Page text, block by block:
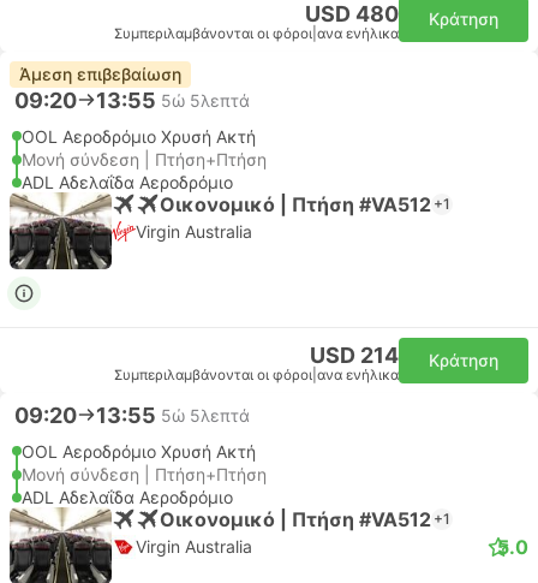
USD 480
Συμπεριλαμβάνονται οι φόροι ανα ενήλικα
Κράτηση
Άμεση επιβεβαίωση
09:20 13:55 5ώ 5λεπτά
OOL Αεροδρόμιο Χρυσή Ακτή
Μονή σύνδεση | Πτήση+Πτήση
ADL Αδελαΐδα Αεροδρόμιο
Οικονομικό | Πτήση #VA512 +1
Virgin Australia
USD 214
Συμπεριλαμβάνονται οι φόροι ανα ενήλικα
Κράτηση
09:20 13:55 5ώ 5λεπτά
OOL Αεροδρόμιο Χρυσή Ακτή
Μονή σύνδεση | Πτήση+Πτήση
ADL Αδελαΐδα Αεροδρόμιο
Οικονομικό | Πτήση #VA512 +1
Virgin Australia 5.0